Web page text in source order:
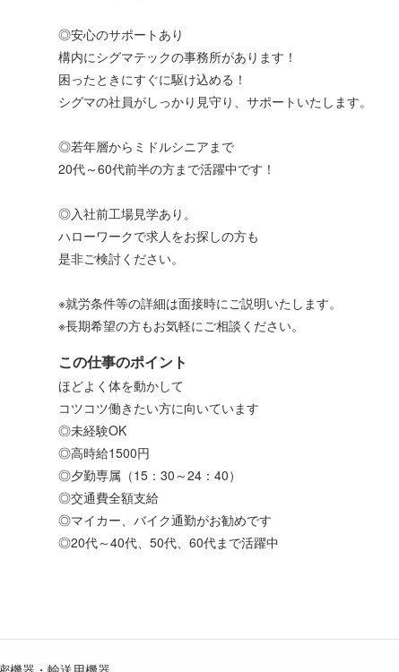
◎安心のサポートあり
構内にシグマテックの事務所があります！
困ったときにすぐに駆け込める！
シグマの社員がしっかり見守り、サポートいたします。
◎若年層からミドルシニアまで
20代～60代前半の方まで活躍中です！
◎入社前工場見学あり。
ハローワークで求人をお探しの方も
是非ご検討ください。
※就労条件等の詳細は面接時にご説明いたします。
※長期希望の方もお気軽にご相談ください。
この仕事のポイント
ほどよく体を動かして
コツコツ働きたい方に向いています
◎未経験OK
◎高時給1500円
◎夕勤専属（15：30～24：40）
◎交通費全額支給
◎マイカー、バイク通勤がお勧めです
◎20代～40代、50代、60代まで活躍中